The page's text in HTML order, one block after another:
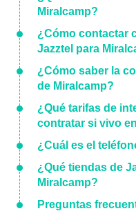
Miralcamp?
¿Cómo contactar
Jazztel para
¿Cómo saber la
de Miralcamp?
¿Qué tarifas de
contratar si vivo
¿Cuál es el
¿Qué tiendas de
Miralcamp?
Preguntas